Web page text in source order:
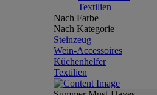
Textilien
Nach Farbe
Nach Kategorie
Steinzeug
Wein-Accessoires
Küchenhelfer
Textilien